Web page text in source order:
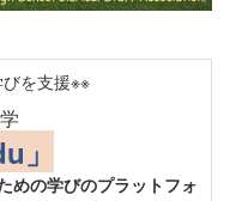
を支援※※
」
めの学びのプラットフォ